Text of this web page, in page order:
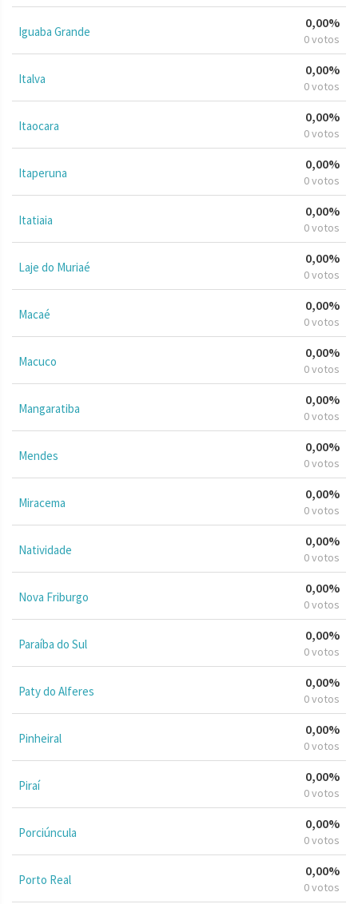
Iguaba Grande
0,00%
0 votos
Italva
0,00%
0 votos
Itaocara
0,00%
0 votos
Itaperuna
0,00%
0 votos
Itatiaia
0,00%
0 votos
Laje do Muriaé
0,00%
0 votos
Macaé
0,00%
0 votos
Macuco
0,00%
0 votos
Mangaratiba
0,00%
0 votos
Mendes
0,00%
0 votos
Miracema
0,00%
0 votos
Natividade
0,00%
0 votos
Nova Friburgo
0,00%
0 votos
Paraíba do Sul
0,00%
0 votos
Paty do Alferes
0,00%
0 votos
Pinheiral
0,00%
0 votos
Piraí
0,00%
0 votos
Porciúncula
0,00%
0 votos
Porto Real
0,00%
0 votos